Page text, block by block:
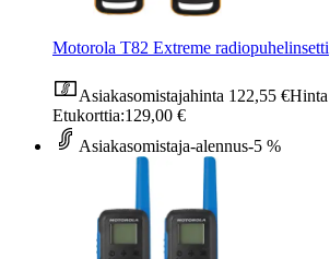
Motorola T82 Extreme radiopuhelinsetti
Asiakasomistajahinta 122,55 €
Etukorttia:129,00 €
Asiakasomistaja-alennus-5 %